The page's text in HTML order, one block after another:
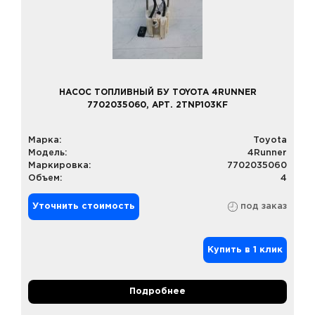
НАСОС ТОПЛИВНЫЙ БУ TOYOTA 4RUNNER
7702035060, АРТ. 2TNP103KF
Марка:
Toyota
Модель:
4Runner
Маркировка:
7702035060
Объем:
4
Уточнить стоимость под заказ
Купить в 1 клик
Подробнее